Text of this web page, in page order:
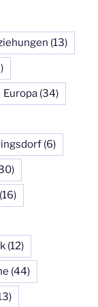
(13)
Europa (34)
(6)
(16)
(12)
(44)